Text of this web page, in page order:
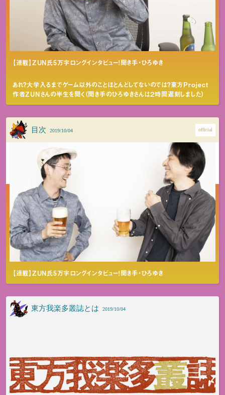
【連載】ZUN氏5万字ロングインタビュー！聞き手・ひろゆき
あれ？大学入るまでゲーム以外のことほとんどしてないのでは？東方Project
作者ZUNさんの半生を聞く（聞き手のひろゆきさんは２時間遅刻しました）
目次 2019/10/04 official
【連載】ZUN氏5万字ロングインタビュー！聞き手・ひろゆき
東方我楽多叢誌とは 2019/10/04